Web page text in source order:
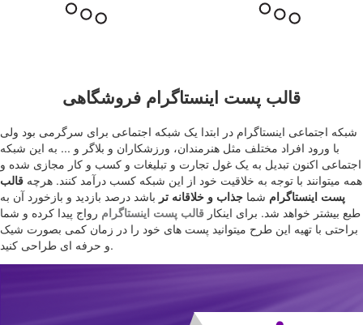
قالب پست اینستاگرام فروشگاهی
شبکه اجتماعی اینستاگرام در ابتدا یک شبکه اجتماعی برای سرگرمی بود ولی
با ورود افراد مختلف مثل هنرمندان، ورزشکاران و بلاگر و ... به این شبکه
اجتماعی اکنون تبدیل به یک غول تجارت و تبلیغات و کسب و کار مجازی شده و
همه میتوانند با توجه به خلاقیت خود از این شبکه کسب درآمد کنند. هرچه قالب
پست اینستاگرام شما جذاب و خلاقانه تر باشد درصد بازدید و بازخورد آن به
طبع بیشتر خواهد شد. برای اینکار قالب پست اینستاگرام رواج پیدا کرده و شما
براحتی با تهیه این طرح میتوانید پست های خود را در زمان کمی بصورت شیک
و حرفه ای طراحی کنید.